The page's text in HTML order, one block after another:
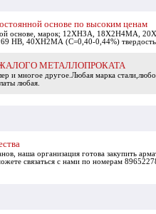
основе по высоким ценам
основе, марок; 12ХНЗА, 18Х2Н4МА,
НВ, 40ХН2МА (С=0,40-0,44%)
МЕТАЛЛОПРОКАТА
и многое другое.Любая марка
любая.
наша организация готова закупить
связаться с нами по номерам